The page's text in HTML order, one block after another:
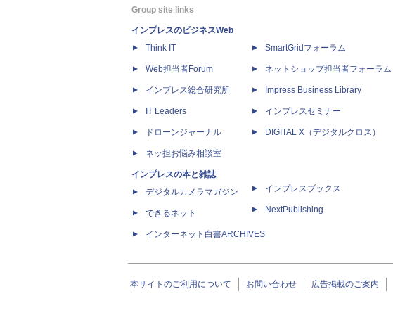
Group site links
インプレスのビジネスWeb
Think IT
Web担当者Forum
インプレス総合研究所
IT Leaders
ドローンジャーナル
ネッ担お悩み相談室
インプレスの本と雑誌
デジタルカメラマガジン
できるネット
インターネット白書ARCHIVES
SmartGridフォーラム
ネットショップ担当者フォーラム
Impress Business Library
インプレスセミナー
DIGITAL X（デジタルクロス）
インプレスブックス
NextPublishing
本サイトのご利用について お問い合わせ 広告掲載のご案内